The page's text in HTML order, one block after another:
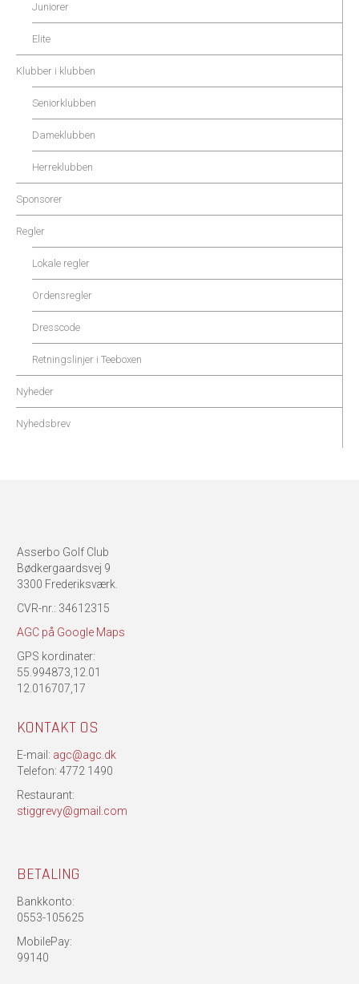
Juniorer
Elite
Klubber i klubben
Seniorklubben
Dameklubben
Herreklubben
Sponsorer
Regler
Lokale regler
Ordensregler
Dresscode
Retningslinjer i Teeboxen
Nyheder
Nyhedsbrev
Asserbo Golf Club
Bødkergaardsvej 9
3300 Frederiksværk.
CVR-nr.: 34612315
AGC på Google Maps
GPS kordinater:
55.994873,12.01
12.016707,17
KONTAKT OS
E-mail: agc@agc.dk
Telefon: 4772 1490
Restaurant:
stiggrevy@gmail.com
BETALING
Bankkonto:
0553-105625
MobilePay:
99140